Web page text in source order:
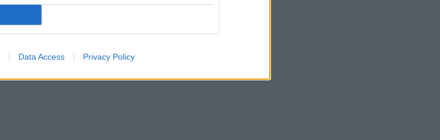
Data Access Privacy Policy